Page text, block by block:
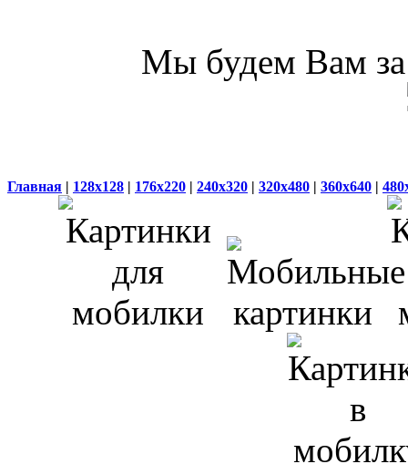
Мы будем Вам за
Главная | 128x128 | 176x220 | 240x320 | 320x480 | 360x640 |